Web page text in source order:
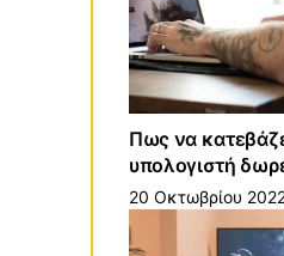
Πως να
υπολογιστή
20 Οκτωβρίου